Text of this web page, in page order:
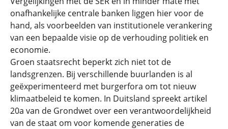
onafhankelijke centrale banken liggen hier voor de
hand, als voorbeelden van institutionele verankering
van een bepaalde visie op de verhouding politiek en
economie.
Groen staatsrecht beperkt zich niet tot de
landsgrenzen. Bij verschillende buurlanden is al
geëxperimenteerd met burgerfora om tot nieuw
klimaatbeleid te komen. In Duitsland spreekt artikel
20a van de Grondwet over een verantwoordelijkheid
van de staat om voor komende generaties de